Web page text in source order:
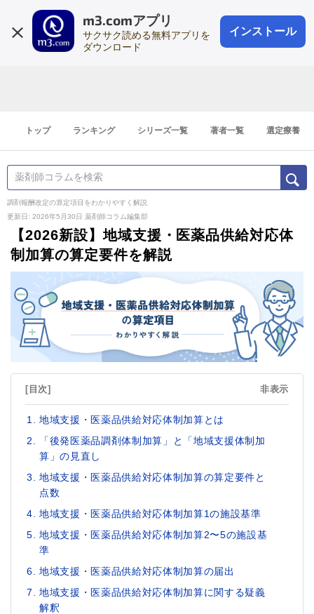
m3.comアプリ
サクサク読める無料アプリを
ダウンロード
インストール
会員登録
登録1分
トップ ランキング シリーズ一覧 著者一覧 選定療養
調剤報酬改定の算定項目をわかりやすく解説
更新日: 2026年5月30日 薬剤師コラム編集部
【2026新設】地域支援・医薬品供給対応体
制加算の算定要件を解説
[目次] 非表示
地域支援・医薬品供給対応体制加算とは
「後発医薬品調剤体制加算」と「地域支援体制加
算」の見直し
地域支援・医薬品供給対応体制加算の算定要件と
点数
地域支援・医薬品供給対応体制加算1の施設基準
地域支援・医薬品供給対応体制加算2〜5の施設基
準
地域支援・医薬品供給対応体制加算の届出
地域支援・医薬品供給対応体制加算に関する疑義
解釈